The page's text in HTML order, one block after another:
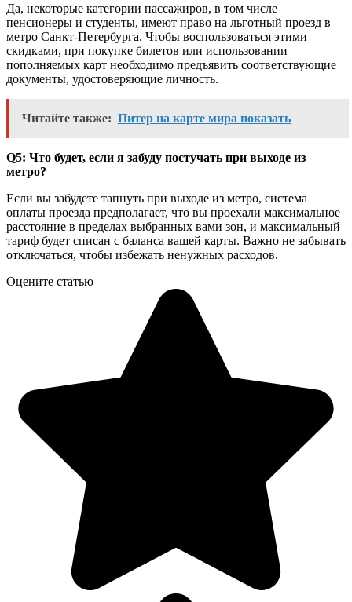
Да, некоторые категории пассажиров, в том числе
пенсионеры и студенты, имеют право на льготный проезд в
метро Санкт-Петербурга. Чтобы воспользоваться этими
скидками, при покупке билетов или использовании
пополняемых карт необходимо предъявить соответствующие
документы, удостоверяющие личность.
Читайте также: Питер на карте мира показать
Q5: Что будет, если я забуду постучать при выходе из
метро?
Если вы забудете тапнуть при выходе из метро, ​​система
оплаты проезда предполагает, что вы проехали максимальное
расстояние в пределах выбранных вами зон, и максимальный
тариф будет списан с баланса вашей карты. Важно не забывать
отключаться, чтобы избежать ненужных расходов.
Оцените статью